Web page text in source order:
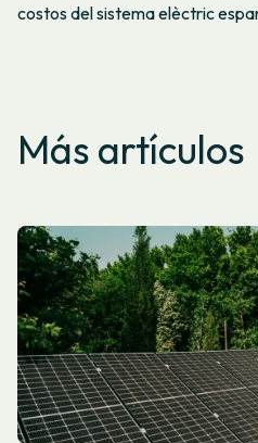
costos del sistema elèctric
Más artículos